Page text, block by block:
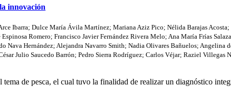
innovación
Ibarra; Dulce María Ávila Martínez; Mariana Aziz Pico; Nélida Barajas Acosta;
Espinosa Romero; Francisco Javier Fernández Rivera Melo; Ana María Frías
Nava Hernández; Alejandra Navarro Smith; Nadia Olivares Bañuelos; Angelina
Julio Saucedo Barrón; Pedro Sierra Rodríguez; Carlos Véjar; Raziel Villegas
de pesca, el cual tuvo la finalidad de realizar un diagnóstico